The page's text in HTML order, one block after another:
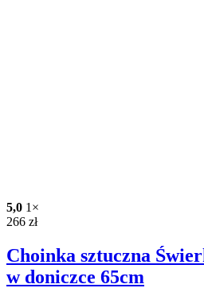
5,0 1×
266 zł
Choinka sztuczna
w doniczce 65cm